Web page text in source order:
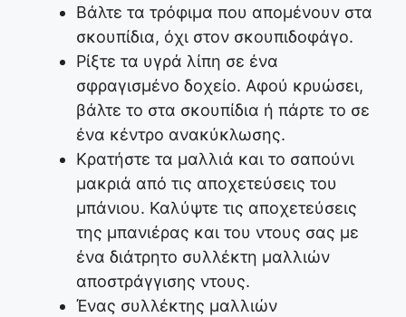
Βάλτε τα τρόφιμα που απομένουν στα
σκουπίδια, όχι στον σκουπιδοφάγο.
Ρίξτε τα υγρά λίπη σε ένα
σφραγισμένο δοχείο. Αφού κρυώσει,
βάλτε το στα σκουπίδια ή πάρτε το σε
ένα κέντρο ανακύκλωσης.
Κρατήστε τα μαλλιά και το σαπούνι
μακριά από τις αποχετεύσεις του
μπάνιου. Καλύψτε τις αποχετεύσεις
της μπανιέρας και του ντους σας με
ένα διάτρητο συλλέκτη μαλλιών
αποστράγγισης ντους.
Ένας συλλέκτης μαλλιών